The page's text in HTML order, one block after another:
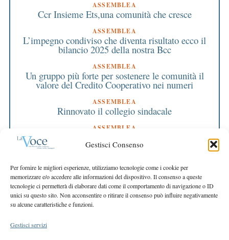
Gestisci Consenso
Per fornire le migliori esperienze, utilizziamo tecnologie come i cookie per
memorizzare e/o accedere alle informazioni del dispositivo. Il consenso a queste
tecnologie ci permetterà di elaborare dati come il comportamento di navigazione o ID
unici su questo sito. Non acconsentire o ritirare il consenso può influire negativamente
su alcune caratteristiche e funzioni.
Gestisci servizi
ASSEMBLEA
Ccr Insieme Ets,una comunità che cresce
ASSEMBLEA
L’impegno condiviso che diventa risultato ecco il
bilancio 2025 della nostra Bcc
ASSEMBLEA
Un gruppo più forte per sostenere le comunità il
valore del Credito Cooperativo nei numeri
ASSEMBLEA
Rinnovato il collegio sindacale
ASSEMBLEA
Bilancio approvato all’unanimità e 2 milioni
destinati al territorio
EDITORIALE DIRETTORE
Crescere restando riconoscibili
EDITORIALE PRESIDENTE
Costruire futuro insieme